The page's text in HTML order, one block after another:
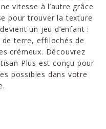
vitesse à l’autre grâce
pour trouver la texture
un jeu d’enfant :
terre, effilochés de
crémeux. Découvrez
Plus est conçu pour
possibles dans votre